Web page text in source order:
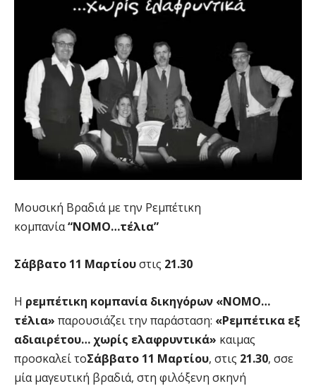
Μουσική Βραδιά με την Ρεμπέτικη
κομπανία“ΝΟΜΟ…τέλια”
Σάββατο 11 Μαρτίουστις 21.30
Η ρεμπέτικη κομπανία δικηγόρων «ΝΟΜΟ…
τέλια» παρουσιάζει την παράσταση: «Ρεμπέτικα εξ
αδιαιρέτου… χωρίς ελαφρυντικά» καιμας
προσκαλεί τοΣάββατο 11 Μαρτίου, στις 21.30, σσε
μία μαγευτική βραδιά, στη φιλόξενη σκηνή